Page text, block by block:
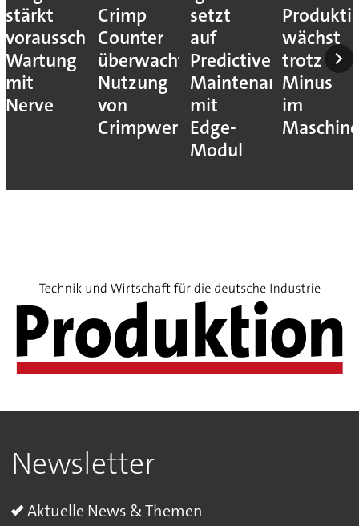
stärkt
vorausschauende
Wartung
mit
Nerve
Crimp
Counter
überwacht
Nutzung
von
Crimpwerkzeugen
setzt
auf
Predictive
Maintenance
mit
Edge-
Modul
wächst
trotz
Minus
im
Newsletter
Aktuelle News & Themen